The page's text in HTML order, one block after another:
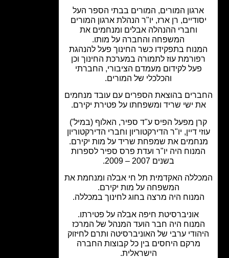
המורים, המורים בבתי הספר העל
רן ארז, יו"ר הנהלת ארגון המורים
וחברי ההנהלה אבלים ומנחמים את
המשפחה והחברה על מותו.
בתפקידו כשר החינוך פעל להנהגת
עוז לתמורה במערכת החינוך וכן
פעל לקידום מעמדם הציבורי, החברתי
והכלכלי של המורים.
בהוצאת הספרים עם עובד מנחמים
ישי שריד ומשפחתו על פטירת יקירם.
מפעל הפיס ע"ד ספיר, האלוף (במיל')
דיין, יו"ר הדירקטוריון וחברי הדירקטוריון
את שמפחת שריד על מות יקירם.
היה יו"ר ועדת פרס ספיר לספרות
האקדמית תל חי אבלה ומנחמת את
המשפחה על מות יקירם.
היה מרצה בחוג לחינוך במכללה.
אוניברסיטת חיפה אבלה על פטירתו.
היה חבר הועד המנהל של המרכז
ערבי של האוניברסיטה ותרם לחיזוק
מרקם היחסים בין כל קבוצות החברה
הישראלית.